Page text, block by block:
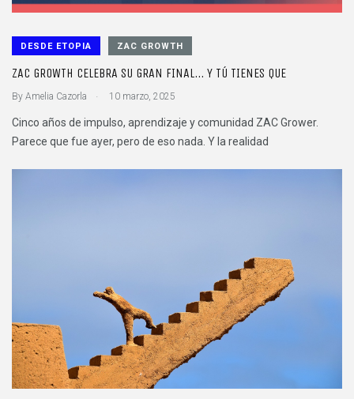
DESDE ETOPIA ZAC GROWTH
ZAC GROWTH CELEBRA SU GRAN FINAL… Y TÚ TIENES QUE
By Amelia Cazorla 10 marzo, 2025
Cinco años de impulso, aprendizaje y comunidad ZAC Grower.
Parece que fue ayer, pero de eso nada. Y la realidad